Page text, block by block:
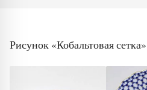
Рисунок «Кобальтовая сетка»